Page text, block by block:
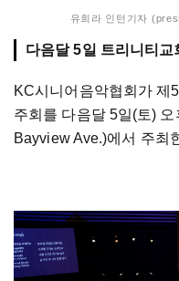
유희라 인턴기자
다음달 5일 트리니티교
KC시니어음악협회가 제
주회를 다음달 5일(토)
Bayview Ave.)에서 주최